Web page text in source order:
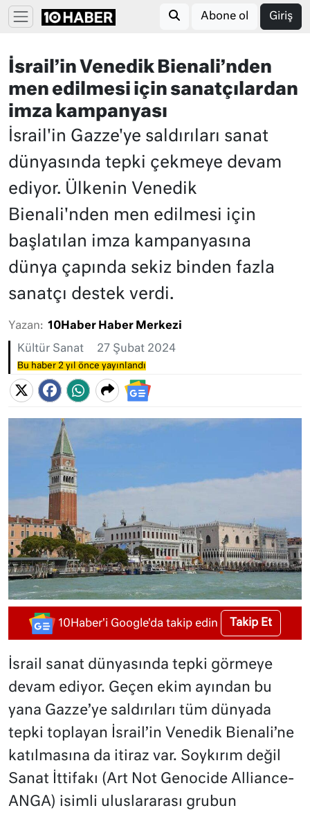
Abone ol Giriş
İsrail’in Venedik Bienali’nden
men edilmesi için sanatçılardan
imza kampanyası
İsrail'in Gazze'ye saldırıları sanat
dünyasında tepki çekmeye devam
ediyor. Ülkenin Venedik
Bienali'nden men edilmesi için
başlatılan imza kampanyasına
dünya çapında sekiz binden fazla
sanatçı destek verdi.
Yazan: 10Haber Haber Merkezi
Kültür Sanat 27 Şubat 2024
Bu haber 2 yıl önce yayınlandı
10Haber'i Google'da takip edin Takip Et
İsrail sanat dünyasında tepki görmeye
devam ediyor. Geçen ekim ayından bu
yana Gazze’ye saldırıları tüm dünyada
tepki toplayan İsrail’in Venedik Bienali’ne
katılmasına da itiraz var. Soykırım değil
Sanat İttifakı (Art Not Genocide Alliance-
ANGA) isimli uluslararası grubun